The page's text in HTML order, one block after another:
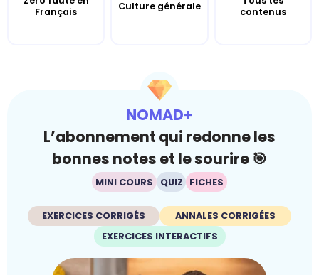
Français
Culture générale
contenus
NOMAD+
L’abonnement qui redonne les
bonnes notes et le sourire 🎯
MINI COURS QUIZ FICHES
EXERCICES CORRIGÉS
ANNALES CORRIGÉES
EXERCICES INTERACTIFS